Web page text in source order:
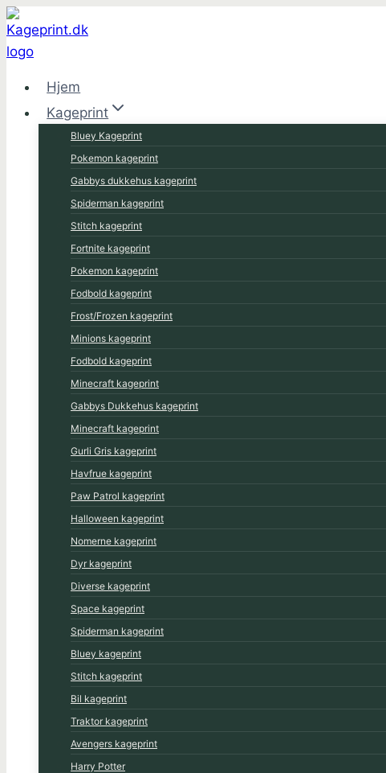
Fortsæt
til
indhold
Hjem
Kageprint
Bluey Kageprint
Pokemon kageprint
Gabbys dukkehus kageprint
Spiderman kageprint
Stitch kageprint
Fortnite kageprint
Pokemon kageprint
Fodbold kageprint
Frost/Frozen kageprint
Minions kageprint
Fodbold kageprint
Minecraft kageprint
Gabbys Dukkehus kageprint
Minecraft kageprint
Gurli Gris kageprint
Havfrue kageprint
Paw Patrol kageprint
Halloween kageprint
Nomerne kageprint
Dyr kageprint
Diverse kageprint
Space kageprint
Spiderman kageprint
Bluey kageprint
Stitch kageprint
Bil kageprint
Traktor kageprint
Avengers kageprint
Harry Potter